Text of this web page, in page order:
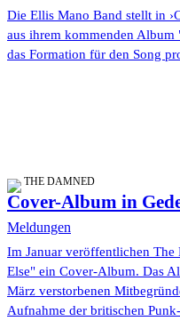
Die Ellis Mano Band stellt in
aus ihrem kommenden
das Formation für den Song
THE DAMNED
Cover-Album in
Meldungen
Im Januar veröffentlichen
Else" ein Cover-Album. Das
März verstorbenen
Aufnahme der britischen